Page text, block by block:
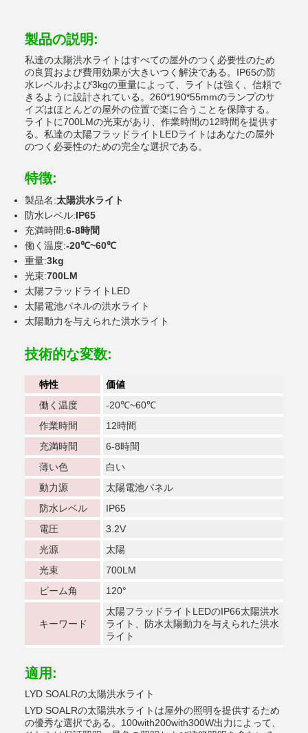
製品の説明:
私達の太陽洪水ライトはすべての屋外のつく必要性のため
の良質および費用効果が大きいつく解決である。IP65の防
水レベルおよび3kgの重量によって、ライトは強く、信頼で
きるように設計されている。260*190*55mmのランプのサ
イズはほとんどの屋外の位置で楽に合うことを保障する。
ライトに700LMの光束があり、作業時間の12時間を提供す
る。私達の太陽フラッドライトLEDライトはあなたの屋外
のつく必要性のための完全な選択である。
特徴:
製品名:太陽洪水ライト
防水レベル:IP65
充満時間:6-8時間
働く温度:-20℃~60℃
重量:3kg
光束:700LM
太陽フラッドライトLED
太陽電池パネルの洪水ライト
太陽動力を与えられた洪水ライト
技術的な変数:
特性
価値
働く温度
-20℃~60℃
作業時間
12時間
充満時間
6-8時間
薄い色
白い
動力源
太陽電池パネル
防水レベル
IP65
電圧
3.2V
光源
太陽
光束
700LM
ビーム角
120°
キーワード
太陽フラッドライトLEDのIP66太陽洪水
ライト、防水太陽動力を与えられた洪水
ライト
適用:
LYD SOALRの太陽洪水ライト
LYD SOALRの太陽洪水ライトは屋外の照明を提供するため
の優秀な選択である。100with200with300W出力によって、